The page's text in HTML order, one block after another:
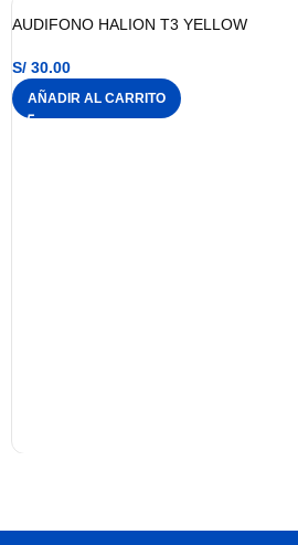
AUDIFONO HALION T3 YELLOW
S/ 30.00
AÑADIR AL CARRITO